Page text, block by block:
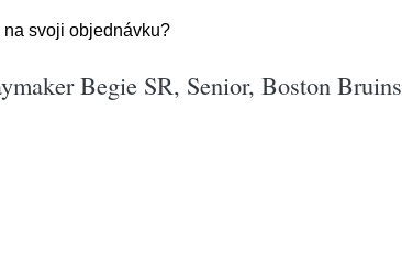
svoji objednávku?
Begie SR, Senior, Boston Bruins